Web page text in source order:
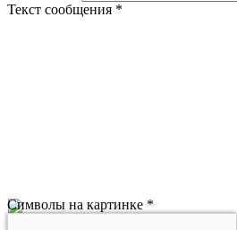
Текст сообщения *
Символы на картинке *